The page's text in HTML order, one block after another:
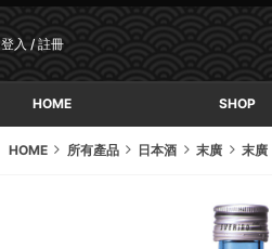
登入 / 註冊
HOME SHOP
HOME 所有產品 日本酒 末廣 末廣